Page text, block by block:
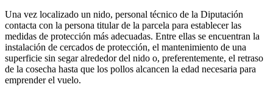
Una vez localizado un nido, personal técnico de la Diputación
contacta con la persona titular de la parcela para establecer las
medidas de protección más adecuadas. Entre ellas se encuentran la
instalación de cercados de protección, el mantenimiento de una
superficie sin segar alrededor del nido o, preferentemente, el retraso
de la cosecha hasta que los pollos alcancen la edad necesaria para
emprender el vuelo.